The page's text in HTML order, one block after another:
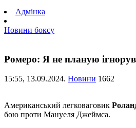
Адмінка
Новини боксу
Ромеро: Я не планую
15:55, 13.09.2024. Новини 1662
Американський легковаговик
бою проти Мануеля Джеймса.